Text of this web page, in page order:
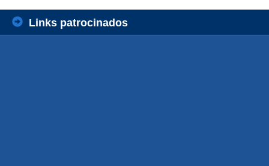
Links patrocinados